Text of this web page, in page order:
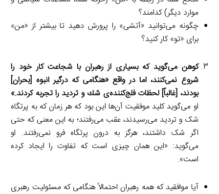
موارد دیگر) کدامند؟
چگونه می‌توانید «آتشی» را پرورش دهید تا بیشتر از «من»
برای «تو» کار کنید؟
کوهن می‌گوید كه بسیاری از رهبران با شجاعت کار خود را
شروع نمی‌كنند، اما در واقع «هنگامی كه درگیر انبوه [بحران]
بودند، [غالباً] لحظات فلج‌کننده‌ی شك و تردید را تجربه کردند.»
او می‌گوید کلید موفقیت آن‌ها این بود که هر زمان که به پرتگاه
شک و تردید می‌رسیدند، عقب می‌رفتند؛ به این معنی که حتی
اگر شک داشتند، هرگز به درون پرتگاه فرو نمی‌رفتند. او
می‌گوید: «این همان چیزی است که تفاوت را ایجاد کرده
است».
آیا موافقید که همه رهبران احتمالاً هنگامی که مسئولیت رهبری